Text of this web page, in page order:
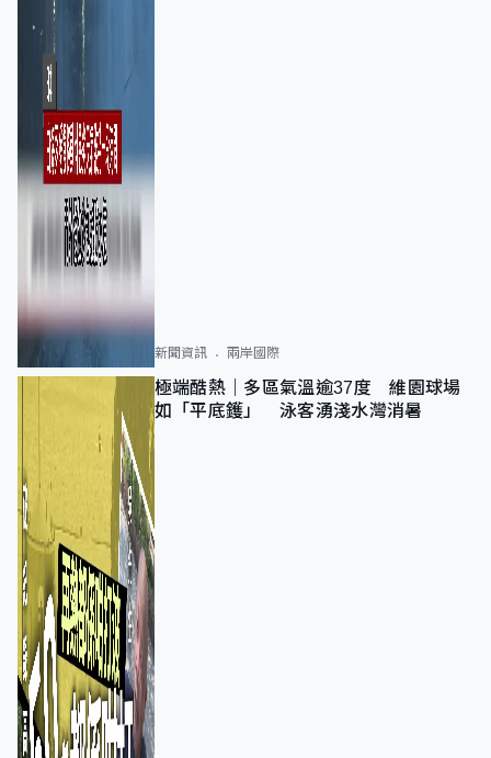
新聞資訊 兩岸國際
極端酷熱｜多區氣溫逾37度 維園球場
如「平底鑊」 泳客湧淺水灣消暑